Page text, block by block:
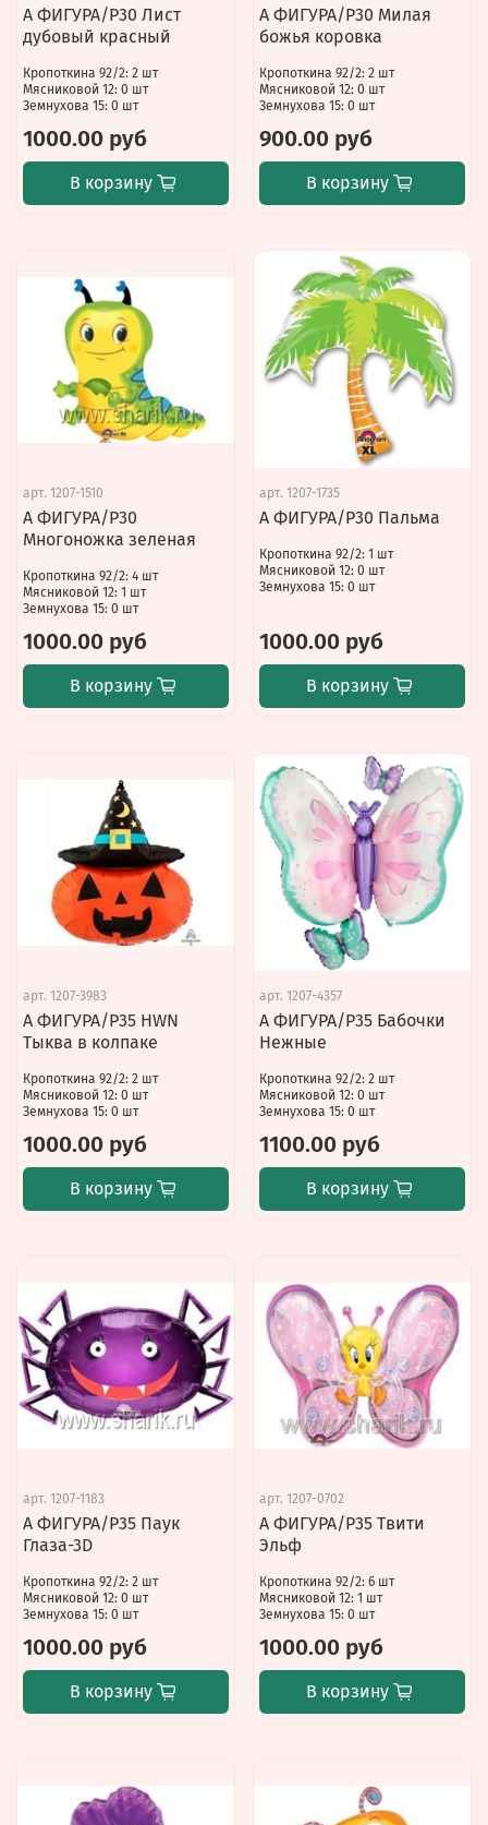
А ФИГУРА/P30 Лист
дубовый красный
Кропоткина 92/2: 2 шт
Мясниковой 12: 0 шт
Земнухова 15: 0 шт
1000.00 руб
В корзину
А ФИГУРА/P30 Милая
божья коровка
Кропоткина 92/2: 2 шт
Мясниковой 12: 0 шт
Земнухова 15: 0 шт
900.00 руб
В корзину
арт. 1207-1510
А ФИГУРА/P30
Многоножка зеленая
Кропоткина 92/2: 4 шт
Мясниковой 12: 1 шт
Земнухова 15: 0 шт
1000.00 руб
В корзину
арт. 1207-1735
А ФИГУРА/P30 Пальма
Кропоткина 92/2: 1 шт
Мясниковой 12: 0 шт
Земнухова 15: 0 шт
1000.00 руб
В корзину
арт. 1207-3983
А ФИГУРА/P35 HWN
Тыква в колпаке
Кропоткина 92/2: 2 шт
Мясниковой 12: 0 шт
Земнухова 15: 0 шт
1000.00 руб
В корзину
арт. 1207-4357
А ФИГУРА/P35 Бабочки
Нежные
Кропоткина 92/2: 2 шт
Мясниковой 12: 0 шт
Земнухова 15: 0 шт
1100.00 руб
В корзину
арт. 1207-1183
А ФИГУРА/P35 Паук
Глаза-3D
Кропоткина 92/2: 2 шт
Мясниковой 12: 0 шт
Земнухова 15: 0 шт
1000.00 руб
В корзину
арт. 1207-0702
А ФИГУРА/P35 Твити
Эльф
Кропоткина 92/2: 6 шт
Мясниковой 12: 1 шт
Земнухова 15: 0 шт
1000.00 руб
В корзину